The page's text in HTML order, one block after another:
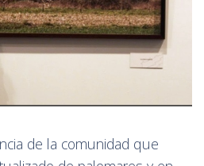
de la comunidad que